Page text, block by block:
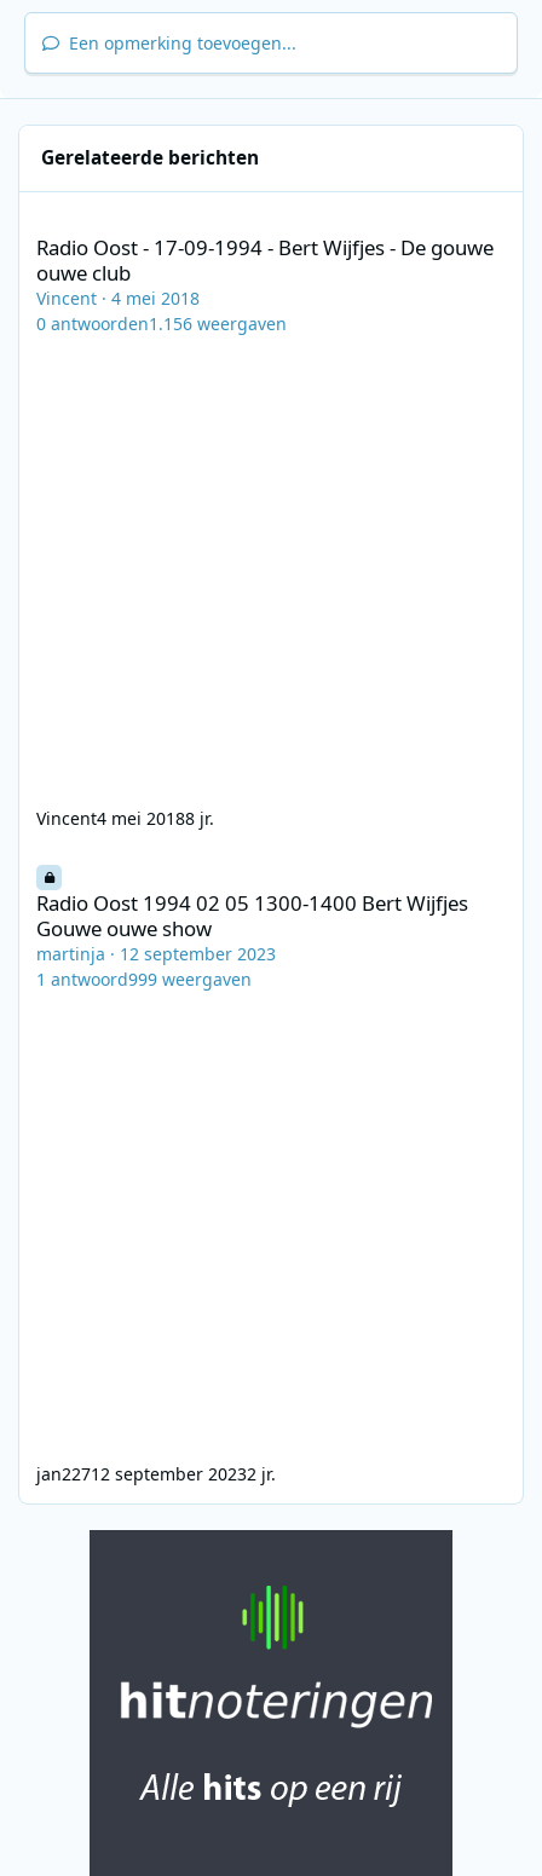
Een opmerking toevoegen...
Gerelateerde berichten
Radio Oost - 17-09-1994 - Bert Wijfjes - De gouwe
ouwe club
Vincent · 4 mei 2018
0 antwoorden1.156 weergaven
Vincent4 mei 20188 jr.
Radio Oost 1994 02 05 1300-1400 Bert Wijfjes
Gouwe ouwe show
martinja · 12 september 2023
1 antwoord999 weergaven
jan22712 september 20232 jr.